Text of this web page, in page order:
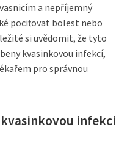
a nepříjemný
pociťovat bolest nebo
si uvědomit, že tyto
kvasinkovou infekcí,
pro správnou
infekci